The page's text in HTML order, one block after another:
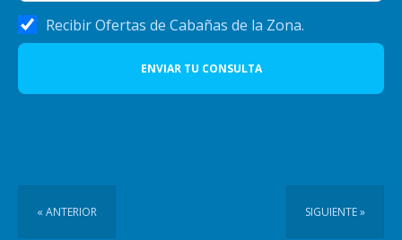
Recibir Ofertas de Cabañas de la Zona.
ENVIAR TU CONSULTA
« ANTERIOR SIGUIENTE »